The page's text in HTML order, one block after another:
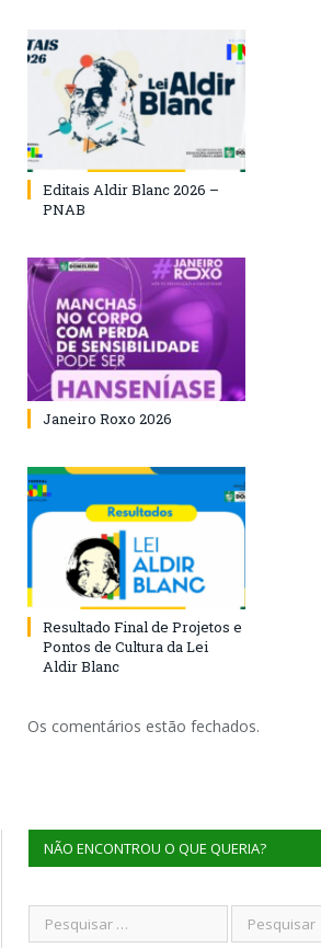
Editais Aldir Blanc 2026 –
PNAB
Janeiro Roxo 2026
Resultado Final de Projetos e
Pontos de Cultura da Lei
Aldir Blanc
Os comentários estão fechados.
NÃO ENCONTROU O QUE QUERIA?